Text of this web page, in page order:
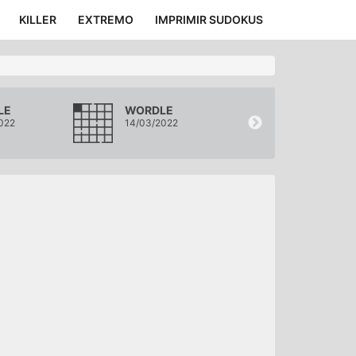
KILLER EXTREMO IMPRIMIR SUDOKUS
WORDLE
14/03/2022